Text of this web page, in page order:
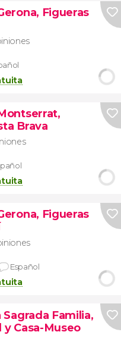
Figueras
Brava
Figueras
Español
Sagrada Familia,
y Casa-Museo